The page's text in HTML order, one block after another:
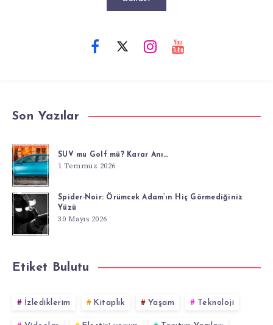
Son Yazılar
SUV mu Golf mü? Karar Anı…
1 Temmuz 2026
Spider-Noir: Örümcek Adam’ın Hiç Görmediğiniz
Yüzü
30 Mayıs 2026
Etiket Bulutu
İzlediklerim Kitaplık Yaşam Teknoloji